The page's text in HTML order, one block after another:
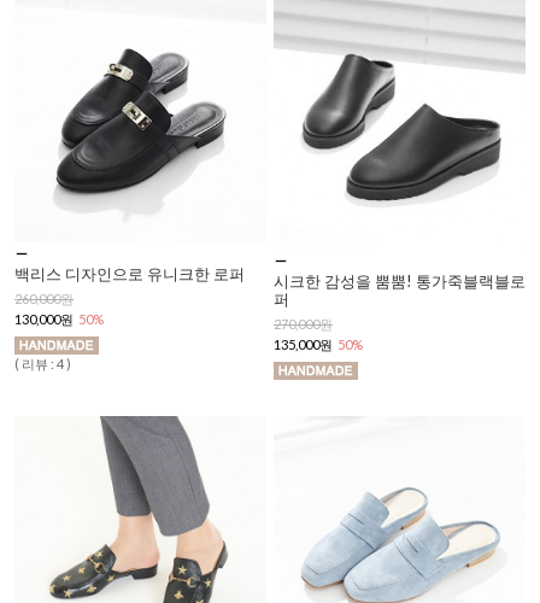
백리스 디자인으로 유니크한 로퍼
260,000원
130,000원 50%
( 리뷰 : 4 )
시크한 감성을 뿜뿜! 통가죽블랙블로
퍼
270,000원
135,000원 50%